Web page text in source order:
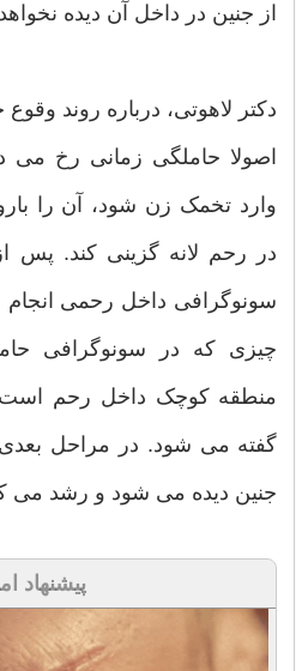
از جنین در داخل آن دیده
دکتر لاهوتی، درباره روند
اصولا حاملگی زمانی رخ می
وارد تخمک زن شود، آن را
در رحم لانه گزینی کند. پس از
سونوگرافی داخل رحمی انجام
چیزی که در سونوگرافی
منطقه کوچک داخل رحم
گفته می شود. در مراحل
جنین دیده می شود و رشد می
پیشنهاد